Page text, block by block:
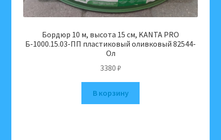
Бордюр 10 м, высота 15 см, KANTA PRO
Б-1000.15.03-ПП пластиковый оливковый 82544-
Ол
3380 ₽
В корзину